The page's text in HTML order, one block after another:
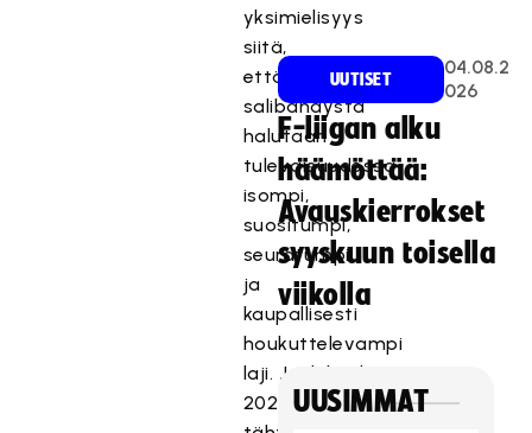
yksimielisyys
siitä,
että
salibandysta
halutaan
tulevaisuudessa
isompi,
suositumpi,
seuratumpi
ja
kaupallisesti
houkuttelevampi
laji. Joulukuuhun
2024
UUTISET
04.08.2
026
F-liigan alku
häämöttää:
Avauskierrokset
syyskuun toisella
viikolla
UUSIMMAT